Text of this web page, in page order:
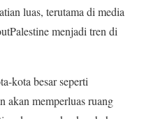
luas, terutama di media
menjadi tren di
kota besar seperti
akan memperluas ruang